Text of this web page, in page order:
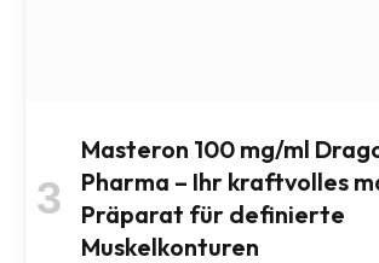
Masteron 100 mg/ml
Pharma – Ihr kraftvolles
Präparat für definierte
Muskelkonturen